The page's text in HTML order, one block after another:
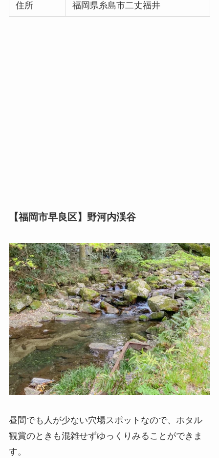
住所 福岡県糸島市二丈福井
【福岡市早良区】野河内渓谷
昼間でも人が少ない穴場スポットなので、ホタル
観賞のときも混雑せずゆっくりみることができま
す。